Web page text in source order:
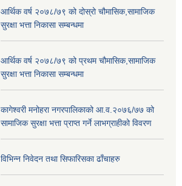
आर्थिक वर्ष २०७८/७९ को दोस्रो चौमासिक,सामाजिक
सुरक्षा भत्ता निकासा सम्बन्धमा
आर्थिक वर्ष २०७८/७९ को प्रथम चौमासिक,सामाजिक
सुरक्षा भत्ता निकासा सम्बन्धमा
कागेश्वरी मनोहरा नगरपालिकाको आ.व.२०७६/७७ को
सामाजिक सुरक्षा भत्ता प्राप्त गर्ने लाभग्राहीको विवरण
विभिन्न निवेदन तथा सिफारिसका ढाँचाहरु